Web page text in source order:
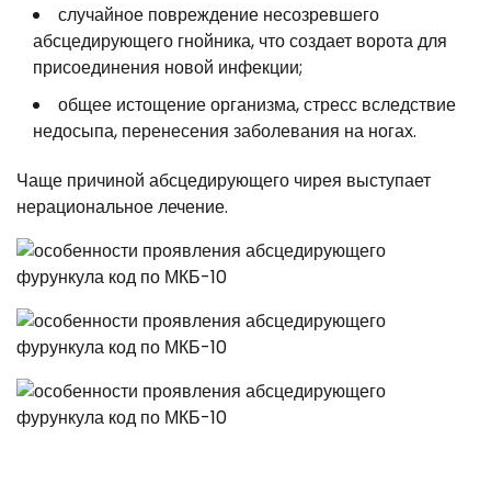
случайное повреждение несозревшего
абсцедирующего гнойника, что создает ворота для
присоединения новой инфекции;
общее истощение организма, стресс вследствие
недосыпа, перенесения заболевания на ногах.
Чаще причиной абсцедирующего чирея выступает
нерациональное лечение.